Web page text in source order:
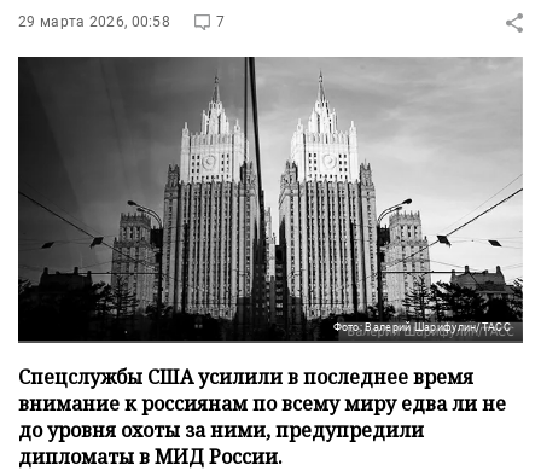
29 марта 2026, 00:58 7
Фото: Валерий Шарифулин/ТАСС
Спецслужбы США усилили в последнее время
внимание к россиянам по всему миру едва ли не
до уровня охоты за ними, предупредили
дипломаты в МИД России.